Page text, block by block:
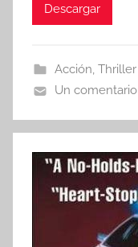
Descargar
Acción, Thriller
Un comentario